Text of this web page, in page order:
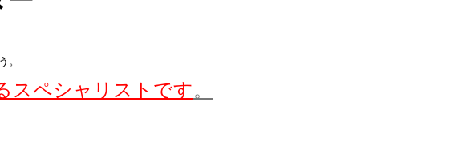
。
スペシャリストです。